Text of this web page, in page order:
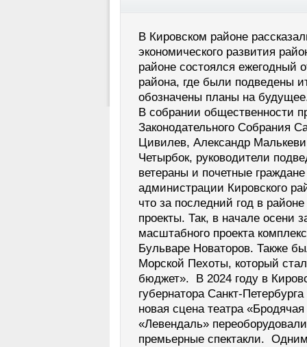
В Кировском районе
экономического развития
районе состоялся ежегодный
района, где были подведены
обозначены планы на
В собрании общественности
Законодательного Собрания
Цивилев, Александр
Четырбок, руководители
ветераны и почетные
администрации Кировского
что за последний год в
проекты. Так, в начале осени
масштабного проекта
Бульваре Новаторов. Также
Морской Пехоты, который
бюджет». В 2024 году в
губернатора Санкт-
новая сцена театра
«Левендаль»
премьерные спектакли.